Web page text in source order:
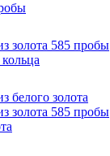
золота 585 пробы
белого золота
золота 585 пробы